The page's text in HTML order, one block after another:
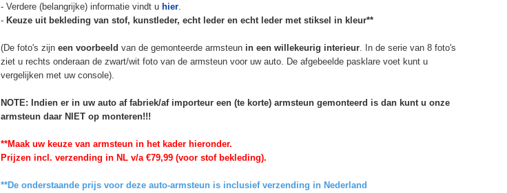
- Verdere (belangrijke) informatie vindt u hier.
- Keuze uit bekleding van stof, kunstleder, echt leder en echt leder met stiksel in kleur**
(De foto's zijn een voorbeeld van de gemonteerde armsteun in een willekeurig interieur. In de serie van 8 foto's
ziet u rechts onderaan de zwart/wit foto van de armsteun voor uw auto. De afgebeelde pasklare voet kunt u
vergelijken met uw console).
NOTE: Indien er in uw auto af fabriek/af importeur een (te korte) armsteun gemonteerd is dan kunt u onze
armsteun daar NIET op monteren!!!
**Maak uw keuze van armsteun in het kader hieronder.
Prijzen incl. verzending in NL v/a €79,99 (voor stof bekleding).
**De onderstaande prijs voor deze auto-armsteun is inclusief verzending in Nederland